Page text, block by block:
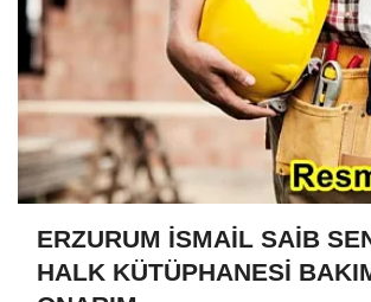
ERZURUM İSMAİL SAİB
HALK KÜTÜPHANESİ